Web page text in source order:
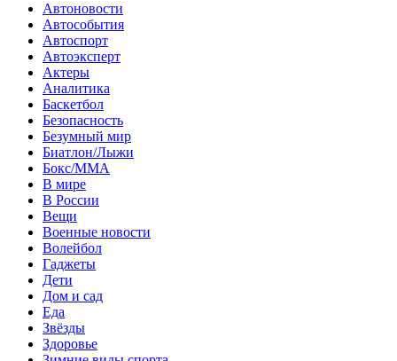
Автоновости
Автособытия
Автоспорт
Автоэксперт
Актеры
Аналитика
Баскетбол
Безопасность
Безумный мир
Биатлон/Лыжи
Бокс/MMA
В мире
В России
Вещи
Военные новости
Волейбол
Гаджеты
Дети
Дом и сад
Еда
Звёзды
Здоровье